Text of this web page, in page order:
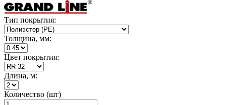
Тип покрытия:
Толщина, мм:
Цвет покрытия:
Длина, м:
Количество (шт)